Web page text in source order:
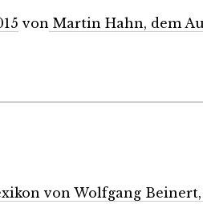
von Martin Hahn, dem
von Wolfgang